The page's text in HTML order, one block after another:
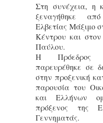
Στη συνέχεια, η
ξεναγήθηκε
Ελβετίας Μάξιμο
Κέντρου και
Παύλου.
Η Πρόεδρος
παρευρέθηκε σε
στην προξενική
παρουσία του
και Ελλήνων
πρόξενος της
Γεννηματάς.